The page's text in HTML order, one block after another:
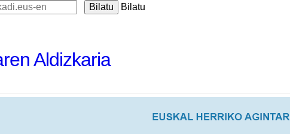
Bilatu
Aldizkaria